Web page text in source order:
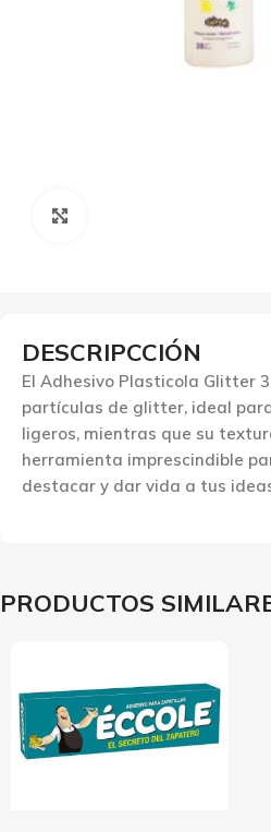
DESCRIPCCIÓN
El Adhesivo Plasticola Glitter
partículas de glitter, ideal
ligeros, mientras que su
herramienta imprescindible
destacar y dar vida a tus
PRODUCTOS